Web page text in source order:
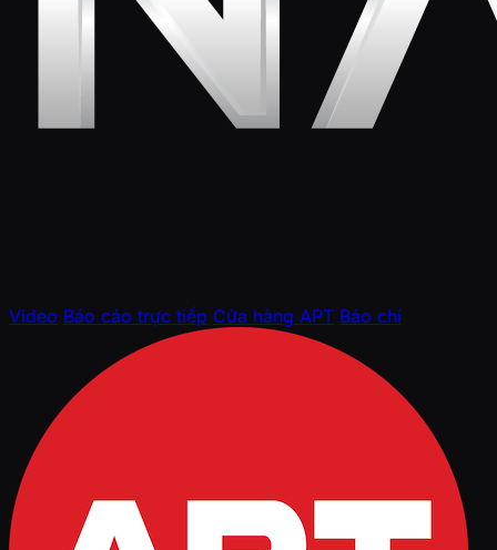
Video Báo cáo trực tiếp Cửa hàng APT Báo chí